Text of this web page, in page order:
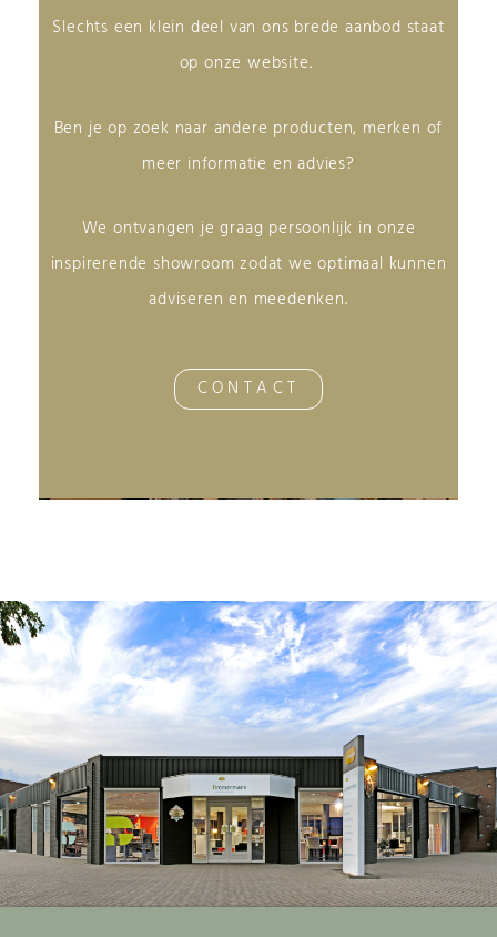
Slechts een klein deel van ons brede aanbod staat
op onze website.
Ben je op zoek naar andere producten, merken of
meer informatie en advies?
We ontvangen je graag persoonlijk in onze
inspirerende showroom zodat we optimaal kunnen
adviseren en meedenken.
CONTACT